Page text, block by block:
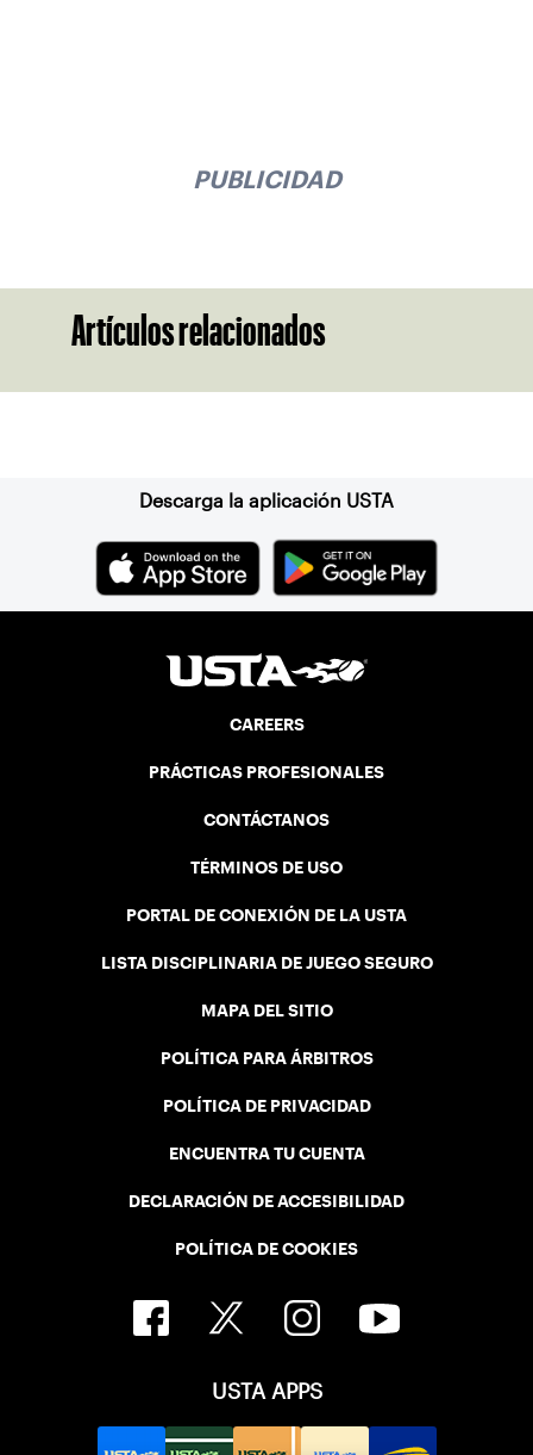
PUBLICIDAD
Artículos relacionados
Descarga la aplicación USTA
CAREERS
PRÁCTICAS PROFESIONALES
CONTÁCTANOS
TÉRMINOS DE USO
PORTAL DE CONEXIÓN DE LA USTA
LISTA DISCIPLINARIA DE JUEGO SEGURO
MAPA DEL SITIO
POLÍTICA PARA ÁRBITROS
POLÍTICA DE PRIVACIDAD
ENCUENTRA TU CUENTA
DECLARACIÓN DE ACCESIBILIDAD
POLÍTICA DE COOKIES
USTA APPS